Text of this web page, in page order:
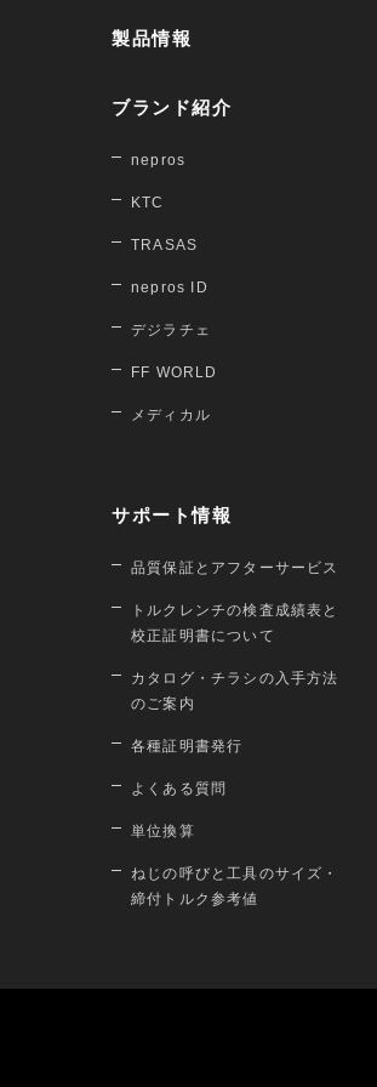
製品情報
ブランド紹介
nepros
KTC
TRASAS
nepros ID
デジラチェ
FF WORLD
メディカル
サポート情報
品質保証とアフターサービス
トルクレンチの検査成績表と
校正証明書について
カタログ・チラシの入手方法
のご案内
各種証明書発行
よくある質問
単位換算
ねじの呼びと工具のサイズ・
締付トルク参考値